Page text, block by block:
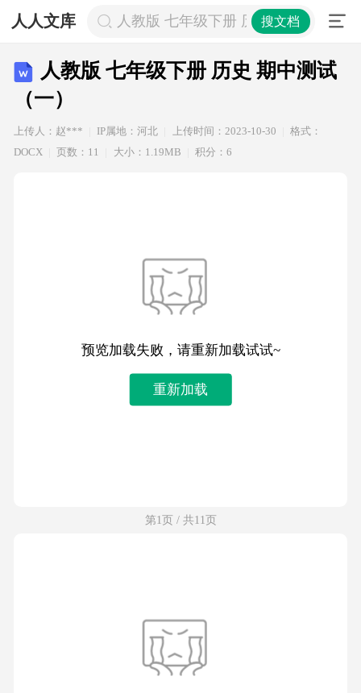
人人文库 人教版 七年级下册 历史 期中测试（
搜文档
人教版 七年级下册 历史 期中测试
（一）
上传人：赵*** IP属地：河北 上传时间：2023-10-30
格式：
DOCX
页数：11 大小：1.19MB 积分：6
预览加载失败，请重新加载试试~
重新加载
第1页 / 共11页